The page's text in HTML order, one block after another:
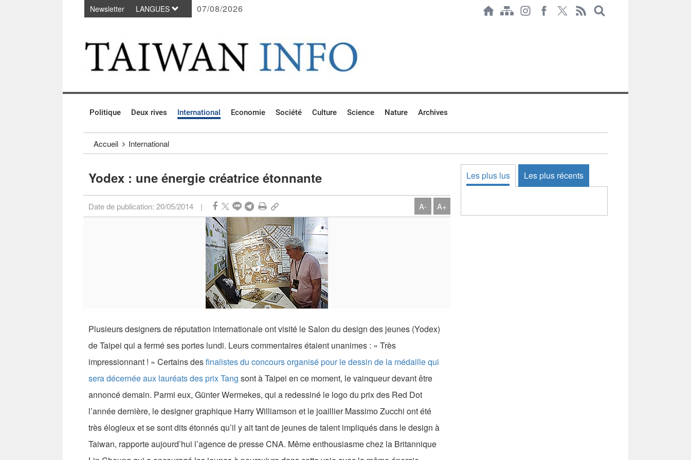
Passer au contenu principal
Newsletter LANGUES 07/08/2026
Politique Deux rives International Economie Société Culture Science Nature Archives
Accueil International
Yodex : une énergie créatrice étonnante
Date de publication: 20/05/2014 | A- A+
Plusieurs designers de réputation internationale ont visité le Salon du design des jeunes (Yodex)
de Taipei qui a fermé ses portes lundi. Leurs commentaires étaient unanimes : « Très
impressionnant ! » Certains desfinalistes du concours organisé pour le dessin de la médaille qui
sera décernée aux lauréats des prix Tang sont à Taipei en ce moment, le vainqueur devant être
annoncé demain. Parmi eux, Günter Wermekes, qui a redessiné le logo du prix des Red Dot
l’année dernière, le designer graphique Harry Williamson et le joaillier Massimo Zucchi ont été
très élogieux et se sont dits étonnés qu’il y ait tant de jeunes de talent impliqués dans le design à
Taiwan, rapporte aujourd’hui l’agence de presse CNA. Même enthousiasme chez la Britannique
Les plus lus Les plus récents